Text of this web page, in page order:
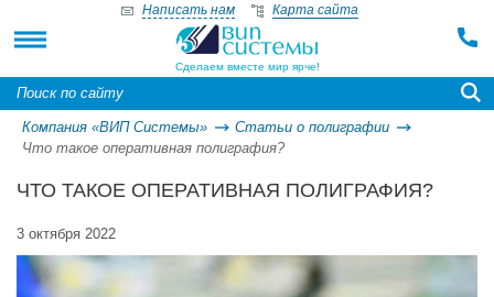
Сделаем вместе мир ярче!
Написать нам Карта сайта
Компания «ВИП Системы»
Статьи о полиграфии
Что такое оперативная полиграфия?
ЧТО ТАКОЕ ОПЕРАТИВНАЯ ПОЛИГРАФИЯ?
3 октября 2022